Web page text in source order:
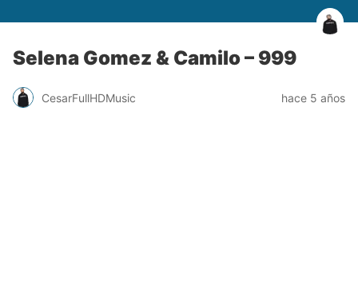
Selena Gomez & Camilo – 999
CesarFullHDMusic hace 5 años